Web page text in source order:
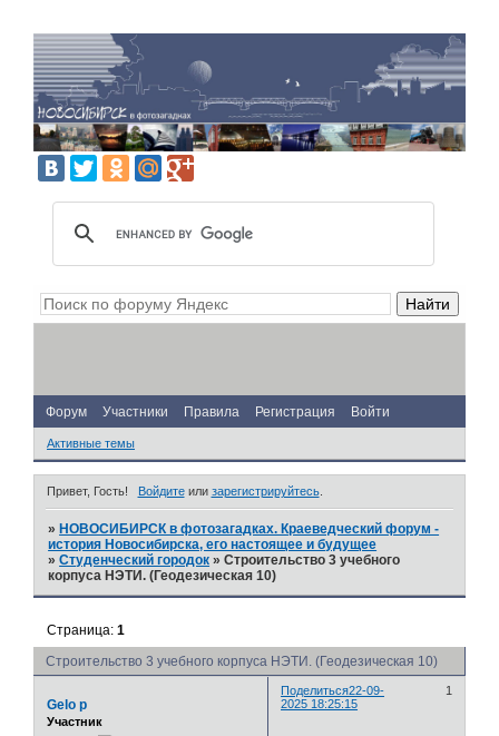
Форум Участники Правила Регистрация Войти
Активные темы
Привет, Гость! Войдитеили зарегистрируйтесь.
» НОВОСИБИРСК в фотозагадках. Краеведческий форум -
история Новосибирска, его настоящее и будущее
»Студенческий городок »Строительство 3 учебного
корпуса НЭТИ. (Геодезическая 10)
Строительство 3 учебного корпуса НЭТИ. (Геодезическая 10)
Страница:1
Поделиться 1
22-09-
2025 18:25:15
Gelo p
Участник